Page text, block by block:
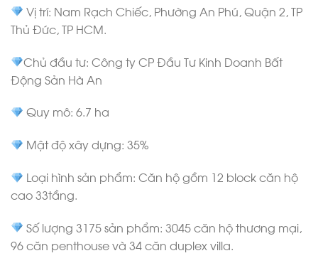
Vị trí: Nam Rạch Chiếc, Phường An Phú, Quận 2, TP
Thủ Đức, TP HCM.
Chủ đầu tư: Công ty CP Đầu Tư Kinh Doanh Bất
Động Sản Hà An
Quy mô: 6.7 ha
Mật độ xây dựng: 35%
Loại hình sản phẩm: Căn hộ gồm 12 block căn hộ
cao 33tầng.
Số lượng 3175 sản phẩm: 3045 căn hộ thương mại,
96 căn penthouse và 34 căn duplex villa.